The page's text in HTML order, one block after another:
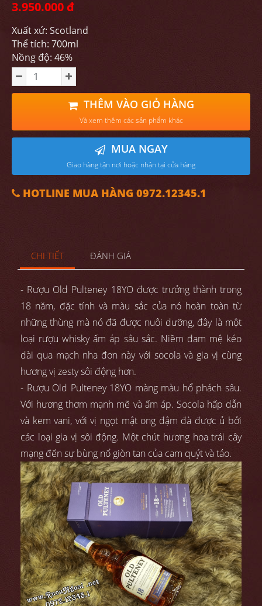
3.950.000 đ
Xuất xứ: Scotland
Thể tích: 700ml
Nồng độ: 46%
THÊM VÀO GIỎ HÀNG
Và xem thêm các sản phẩm khác
MUA NGAY
Giao hàng tận nơi hoặc nhận tại cửa hàng
HOTLINE MUA HÀNG 0972.12345.1
CHI TIẾT ĐÁNH GIÁ
- Rượu Old Pulteney 18YO được trưởng thành trong
18 năm, đặc tính và màu sắc của nó hoàn toàn từ
những thùng mà nó đã được nuôi dưỡng, đây là một
loại rượu whisky ấm áp sâu sắc. Niềm đam mệ kéo
dài qua mạch nha đơn này với socola và gia vị cùng
hương vị zesty sôi động hơn.
- Rượu Old Pulteney 18YO màng màu hổ phách sâu.
Với hương thơm mạnh mẽ và ấm áp. Socola hấp dẫn
và kem vani, với vị ngọt mật ong đậm đà được ủ bởi
các loại gia vị sôi động. Một chút hương hoa trái cây
mạng đến sự bùng nổ giòn tan của cam quýt và táo.